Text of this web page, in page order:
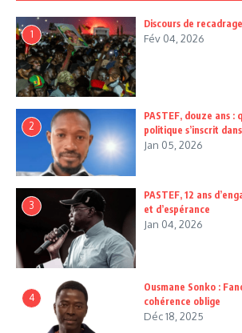
1
Discours de
Fév 04, 2026
2
PASTEF, douze ans :
politique s’inscrit
Jan 05, 2026
3
PASTEF, 12 ans
et d’espérance
Jan 04, 2026
4
Ousmane Sonko :
cohérence oblige
Déc 18, 2025